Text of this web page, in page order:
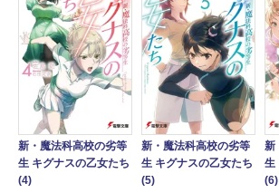
新・魔法科高校の劣等
生 キグナスの乙女たち
(4)
新・魔法科高校の劣等
生 キグナスの乙女たち
(5)
新
生
(6)